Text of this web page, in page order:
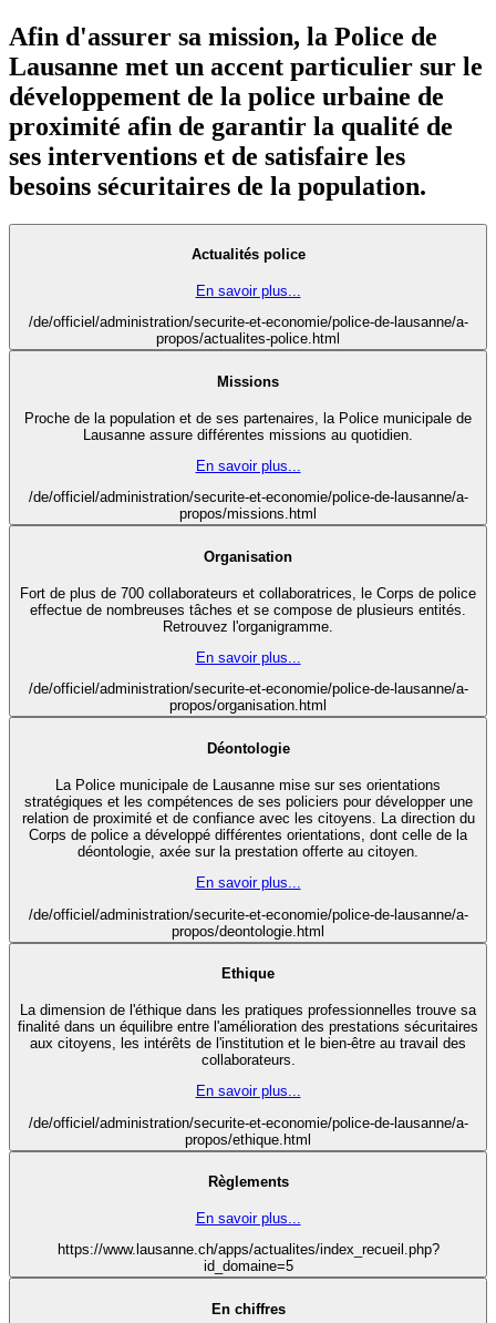
Afin d'assurer sa mission, la Police de
Lausanne met un accent particulier sur le
développement de la police urbaine de
proximité afin de garantir la qualité de
ses interventions et de satisfaire les
besoins sécuritaires de la population.
Actualités police
En savoir plus...
/de/officiel/administration/securite-et-economie/police-de-lausanne/a-
propos/actualites-police.html
Missions
Proche de la population et de ses partenaires, la Police municipale de
Lausanne assure différentes missions au quotidien.
En savoir plus...
/de/officiel/administration/securite-et-economie/police-de-lausanne/a-
propos/missions.html
Organisation
Fort de plus de 700 collaborateurs et collaboratrices, le Corps de police
effectue de nombreuses tâches et se compose de plusieurs entités.
Retrouvez l'organigramme.
En savoir plus...
/de/officiel/administration/securite-et-economie/police-de-lausanne/a-
propos/organisation.html
Déontologie
La Police municipale de Lausanne mise sur ses orientations
stratégiques et les compétences de ses policiers pour développer une
relation de proximité et de confiance avec les citoyens. La direction du
Corps de police a développé différentes orientations, dont celle de la
déontologie, axée sur la prestation offerte au citoyen.
En savoir plus...
/de/officiel/administration/securite-et-economie/police-de-lausanne/a-
propos/deontologie.html
Ethique
La dimension de l'éthique dans les pratiques professionnelles trouve sa
finalité dans un équilibre entre l'amélioration des prestations sécuritaires
aux citoyens, les intérêts de l'institution et le bien-être au travail des
collaborateurs.
En savoir plus...
/de/officiel/administration/securite-et-economie/police-de-lausanne/a-
propos/ethique.html
Règlements
En savoir plus...
https://www.lausanne.ch/apps/actualites/index_recueil.php?
id_domaine=5
En chiffres